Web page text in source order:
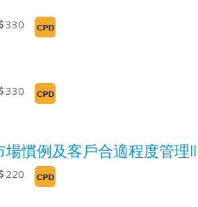
330
330
慣例及客戶合適程度管理II
220